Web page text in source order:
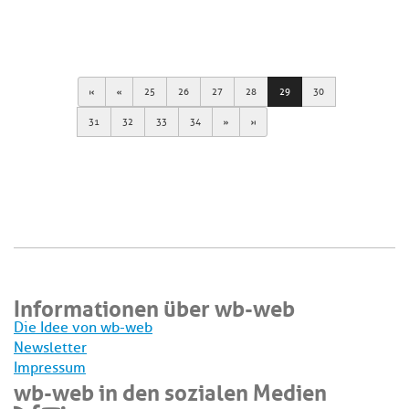
First Previous
25 26 27 28 29 30
31 32 33 34 Next Last
Informationen über wb-web
Die Idee von wb-web
Newsletter
Impressum
wb-web in den sozialen Medien